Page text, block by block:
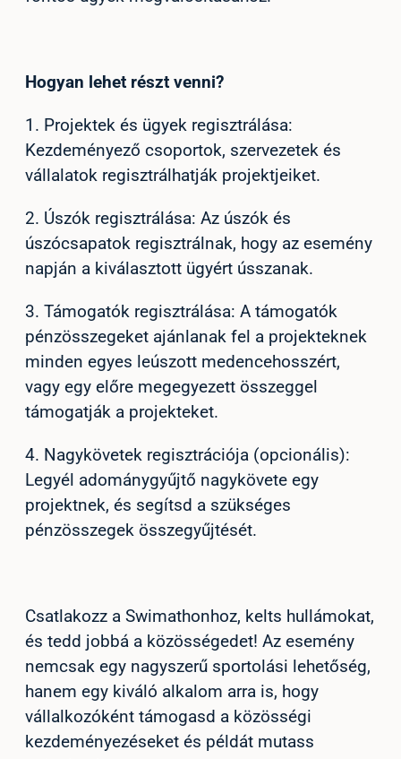
Hogyan lehet részt venni?
1. Projektek és ügyek regisztrálása:
Kezdeményező csoportok, szervezetek és
vállalatok regisztrálhatják projektjeiket.
2. Úszók regisztrálása: Az úszók és
úszócsapatok regisztrálnak, hogy az esemény
napján a kiválasztott ügyért ússzanak.
3. Támogatók regisztrálása: A támogatók
pénzösszegeket ajánlanak fel a projekteknek
minden egyes leúszott medencehosszért,
vagy egy előre megegyezett összeggel
támogatják a projekteket.
4. Nagykövetek regisztrációja (opcionális):
Legyél adománygyűjtő nagykövete egy
projektnek, és segítsd a szükséges
pénzösszegek összegyűjtését.
Csatlakozz a Swimathonhoz, kelts hullámokat,
és tedd jobbá a közösségedet! Az esemény
nemcsak egy nagyszerű sportolási lehetőség,
hanem egy kiváló alkalom arra is, hogy
vállalkozóként támogasd a közösségi
kezdeményezéseket és példát mutass